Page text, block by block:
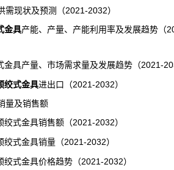
现状及预测（2021-2032）
金具产能、产量、产能利用率及发展趋势（
量、市场需求量及发展趋势（2021-
绞式金具进出口 （2021-2032）
及销售额
具销售额（2021-2032）
具销量（2021-2032）
具价格趋势（2021-2032）